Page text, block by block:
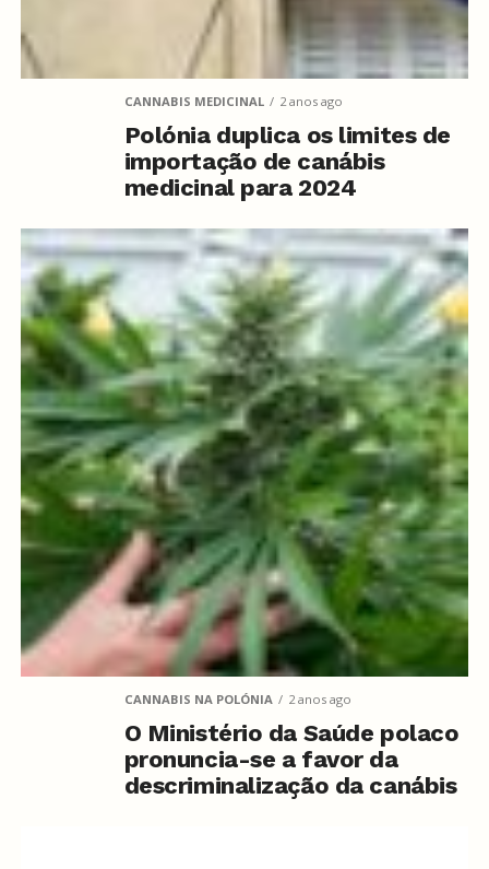
CANNABIS MEDICINAL 2 anos ago
Polónia duplica os limites de
importação de canábis
medicinal para 2024
CANNABIS NA POLÓNIA 2 anos ago
O Ministério da Saúde polaco
pronuncia-se a favor da
descriminalização da canábis